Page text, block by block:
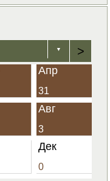
▼ >
Апр
31
Авг
3
Дек
0